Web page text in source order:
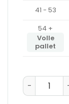
41 - 53
54 +
Volle
pallet
Papieren